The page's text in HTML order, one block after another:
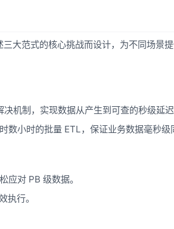
大范式的核心挑战而设计，为不同场景
机制，实现数据从产生到可查的秒级延迟
小时的批量 ETL，保证业务数据毫秒级
应对 PB 级数据。
执行。